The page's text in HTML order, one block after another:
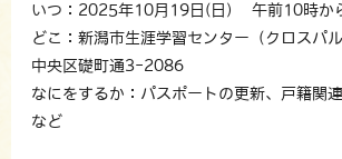
いつ：2025年10月19日(日) 午前10時か
どこ：新潟市生涯学習センター（クロスパ
中央区礎町通3-2086
なにをするか：パスポートの更新、戸籍関
など